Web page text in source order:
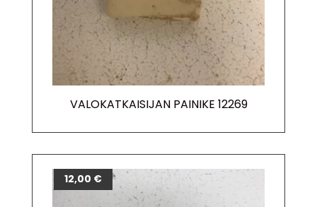
VALOKATKAISIJAN PAINIKE 12269
12,00 €